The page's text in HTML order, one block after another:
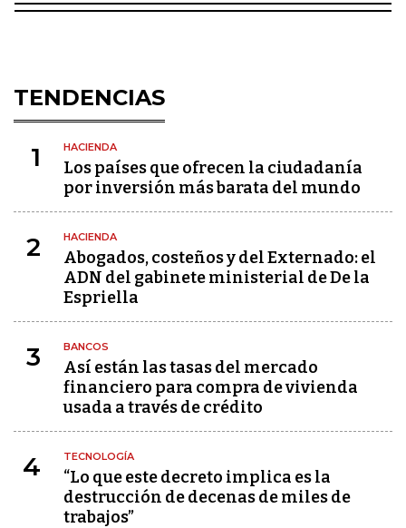
TENDENCIAS
1 HACIENDA
Los países que ofrecen la ciudadanía
por inversión más barata del mundo
2 HACIENDA
Abogados, costeños y del Externado: el
ADN del gabinete ministerial de De la
Espriella
3 BANCOS
Así están las tasas del mercado
financiero para compra de vivienda
usada a través de crédito
4 TECNOLOGÍA
“Lo que este decreto implica es la
destrucción de decenas de miles de
trabajos”